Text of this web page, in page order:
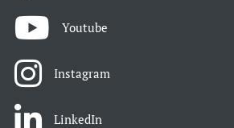
Youtube
Instagram
LinkedIn